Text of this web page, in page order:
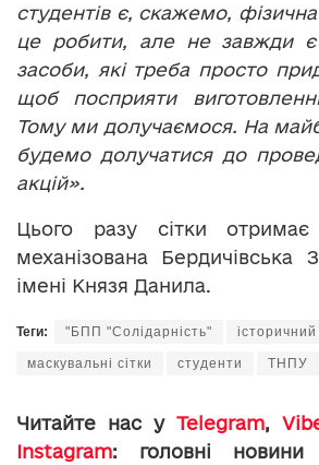
студентів є, скажемо,
це робити, але не завжди є
засоби, які треба просто
щоб посприяти
Тому ми долучаємося. На
будемо долучатися до
акцій».
Цього разу сітки
механізована Бердичівська
імені Князя Данила.
Теги: "БПП "Солідарність"
маскувальні сітки студенти ТНПУ
Читайте нас у Telegram,
Instagram: головні новини